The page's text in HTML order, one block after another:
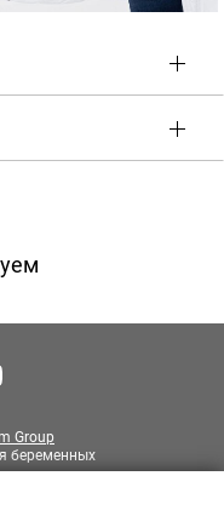
Group
беременных